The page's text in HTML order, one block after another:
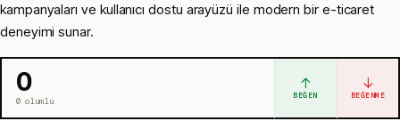
kampanyaları ve kullanıcı dostu arayüzü ile modern bir e-ticaret
deneyimi sunar.
0
0olumlu
↑
BEĞEN
↓
BEĞENME